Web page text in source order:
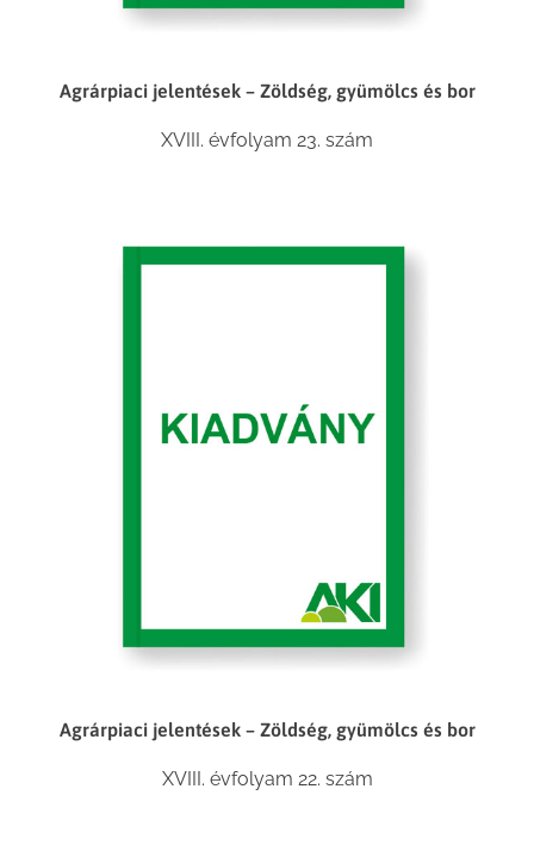
Agrárpiaci jelentések – Zöldség, gyümölcs és bor
XVIII. évfolyam 23. szám
Agrárpiaci jelentések – Zöldség, gyümölcs és bor
XVIII. évfolyam 22. szám